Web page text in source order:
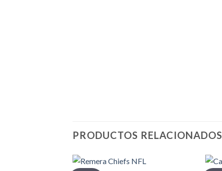
PRODUCTOS RELACIONADOS